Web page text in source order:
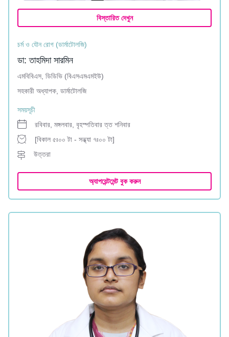
বিস্তারিত দেখুন
চর্ম ও যৌন রোগ (ডার্মাটোলজি)
ডা: তাহমিদা সারমিন
এমবিবিএস, ডিডিভি (বিএসএমএমইউ)
সহকারী অধ্যাপক, ডার্মাটোলজি
সময়সূচী
রবিবার, মঙ্গলবার, বৃহস্পতিবার ত্ত শনিবার
[বিকাল ৫ঃ০০ টা - সন্ধ্যা ৭ঃ০০ টা]
উত্তরা
অ্যাপয়েন্টমেন্ট বুক করুন